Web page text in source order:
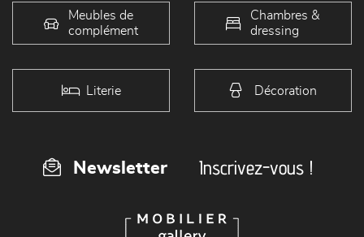
Meubles de
complément
Chambres &
dressing
Literie Décoration
Newsletter Inscrivez-vous !